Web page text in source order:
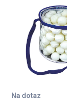
Na dotaz